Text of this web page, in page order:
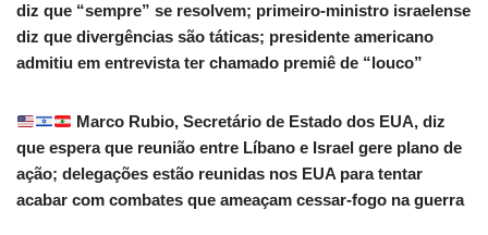
diz que “sempre” se resolvem; primeiro-ministro israelense
diz que divergências são táticas; presidente americano
admitiu em entrevista ter chamado premiê de “louco”
Marco Rubio, Secretário de Estado dos EUA, diz
que espera que reunião entre Líbano e Israel gere plano de
ação; delegações estão reunidas nos EUA para tentar
acabar com combates que ameaçam cessar-fogo na guerra